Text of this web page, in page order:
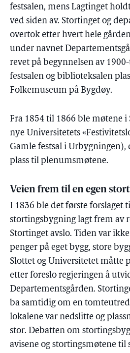
festsalen, mens Lagtinget
ved siden av. Stortinget og
overtok etter hvert hele
under navnet
revet på begynnelsen av
festsalen og biblioteksalen
Folkemuseum på Bygdøy.
Fra 1854 til 1866 ble møtene
nye Universitetets
Gamle festsal i Urbygningen),
plass til plenumsmøtene.
Veien frem til en egen
I 1836 ble det første forslaget
stortingsbygning lagt frem av
Stortinget avslo. Tiden var
penger på eget bygg, store
Slottet og Universitetet måtte
etter foreslo regjeringen å
Departementsgården.
ba samtidig om en
lokalene var nedslitte og
stor. Debatten om
avisene og stortingsmøtene til